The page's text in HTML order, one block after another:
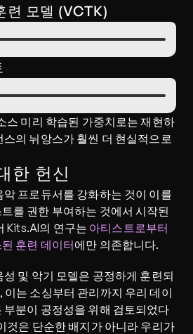
련 모델 (VCTK)
스 미리 학습된 가중치로는 재현하
의 뉘앙스가 훨씬 더 현실적으로
한 헌신
프로듀서를 강화하는 것이 이를
를 권한 부여하는 것에서 시작된
Kits.AI의 연구는 아티스트로부터
훈련 데이터에만 의존합니다.
및 악기 모델은 공정하게 훈련되
는 소싱부터 관리까지 우리 데이
부분이 공정성을 위해 검토되었다
것은 단순한 배지가 아니라 우리가